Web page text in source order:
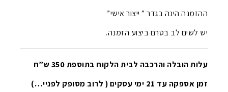
ההזמנה הינה בגדר ” ייצור אישי”
יש לשים לב בטרם ביצוע הזמנה.
עלות הובלה והרכבה לבית הלקוח בתוספת 350 ש”ח
זמן אספקה עד 21 ימי עסקים ( לרוב מסופק לפניי…)